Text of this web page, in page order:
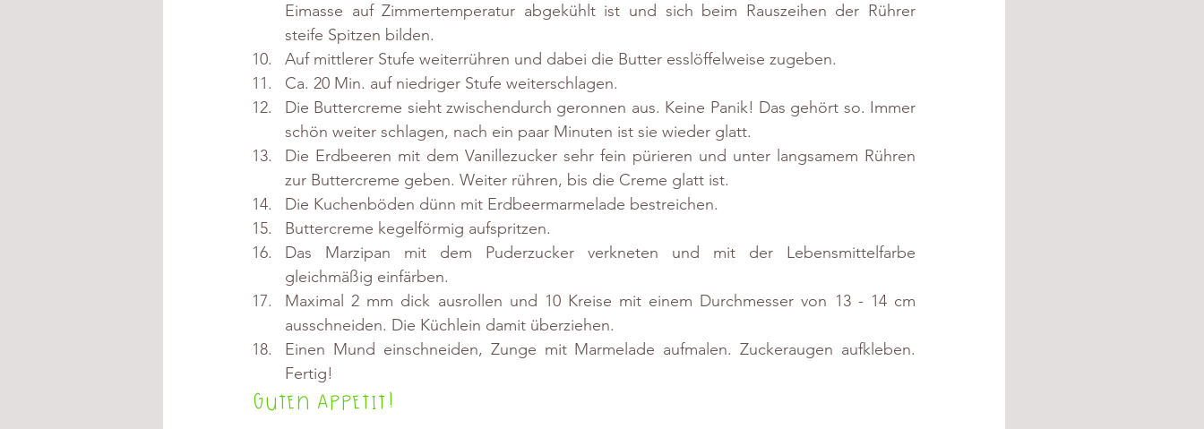
Eimasse auf Zimmertemperatur abgekühlt ist und sich beim Rauszeihen der Rührer
steife Spitzen bilden.
Auf mittlerer Stufe weiterrühren und dabei die Butter esslöffelweise zugeben.
Ca. 20 Min. auf niedriger Stufe weiterschlagen.
Die Buttercreme sieht zwischendurch geronnen aus. Keine Panik! Das gehört so. Immer
schön weiter schlagen, nach ein paar Minuten ist sie wieder glatt.
Die Erdbeeren mit dem Vanillezucker sehr fein pürieren und unter langsamem Rühren
zur Buttercreme geben. Weiter rühren, bis die Creme glatt ist.
Die Kuchenböden dünn mit Erdbeermarmelade bestreichen.
Buttercreme kegelförmig aufspritzen.
Das Marzipan mit dem Puderzucker verkneten und mit der Lebensmittelfarbe
gleichmäßig einfärben.
Maximal 2 mm dick ausrollen und 10 Kreise mit einem Durchmesser von 13 - 14 cm
ausschneiden. Die Küchlein damit überziehen.
Einen Mund einschneiden, Zunge mit Marmelade aufmalen. Zuckeraugen aufkleben.
Fertig!
Guten Appetit!